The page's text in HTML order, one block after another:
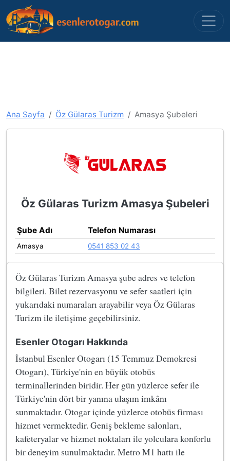
Ana Sayfa Öz Gülaras Turizm Amasya Şubeleri
Öz Gülaras Turizm Amasya Şubeleri
Şube Adı Telefon Numarası
Amasya 0541 853 02 43
Öz Gülaras Turizm Amasya şube adres ve telefon
bilgileri. Bilet rezervasyonu ve sefer saatleri için
yukarıdaki numaraları arayabilir veya Öz Gülaras
Turizm ile iletişime geçebilirsiniz.
Esenler Otogarı Hakkında
İstanbul Esenler Otogarı (15 Temmuz Demokresi
Otogarı), Türkiye'nin en büyük otobüs
terminallerinden biridir. Her gün yüzlerce sefer ile
Türkiye'nin dört bir yanına ulaşım imkânı
sunmaktadır. Otogar içinde yüzlerce otobüs firması
hizmet vermektedir. Geniş bekleme salonları,
kafeteryalar ve hizmet noktaları ile yolculara konforlu
bir deneyim sunulmaktadır. Metro M1 hattı ile